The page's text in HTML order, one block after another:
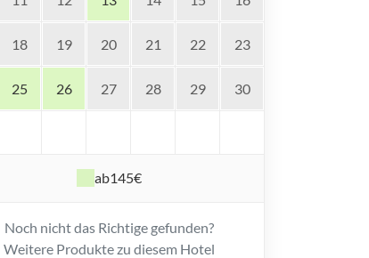
18 19 20 21 22 23
25 26 27 28 29 30
ab145€
Noch nicht das Richtige gefunden?
Weitere Produkte zu diesem Hotel